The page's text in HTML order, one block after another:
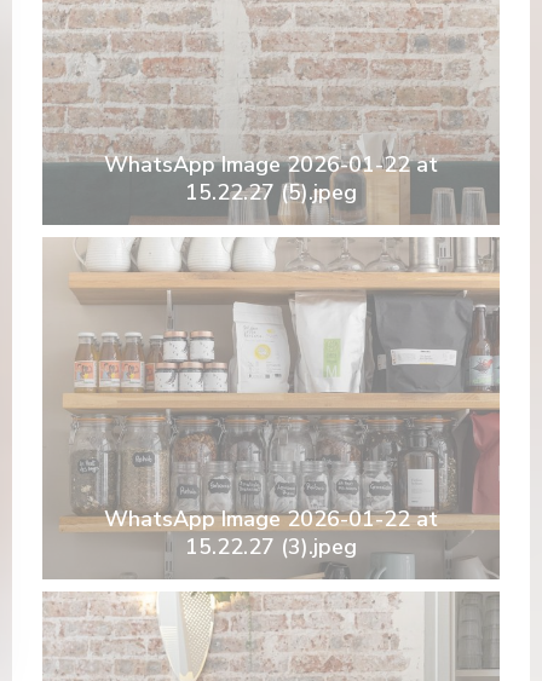
una nueva ventana))
WhatsApp Image 2026-01-22 at
15.22.27 (5).jpeg
WhatsApp Image 2026-01-22 at
15.22.27 (3).jpeg